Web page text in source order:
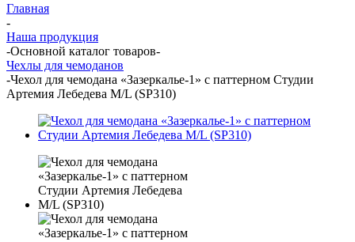
Главная
-
Наша продукция
-Основной каталог товаров-
Чехлы для чемоданов
-Чехол для чемодана «Зазеркалье-1» с паттерном Студии
Артемия Лебедева M/L (SP310)